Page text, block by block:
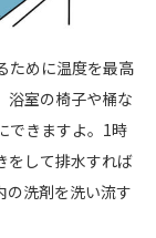
ために温度を最高
浴室の椅子や桶な
できますよ。1時
をして排水すれば
の洗剤を洗い流す